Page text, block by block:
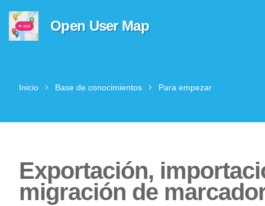
Open User Map
Inicio Base de conocimientos Para empezar
Exportación,
migración de